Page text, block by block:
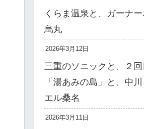
くらま温泉と、ガーナ
烏丸
2026年3月12日
三重のソニックと、２
「湯あみの島」と、中
エル桑名
2026年3月11日